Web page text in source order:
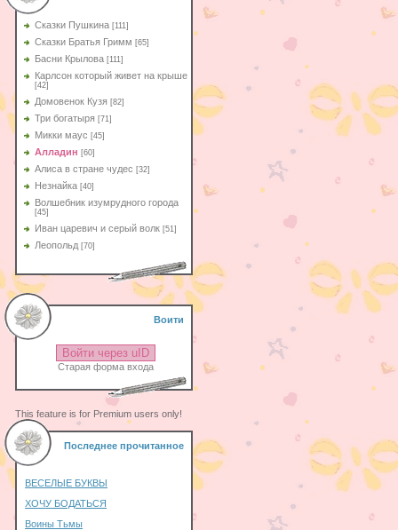
Сказки Пушкина [111]
Сказки Братья Гримм [65]
Басни Крылова [111]
Карлсон который живет на крыше
[42]
Домовенок Кузя [82]
Три богатыря [71]
Микки маус [45]
Алладин [60]
Aлиса в стране чудес [32]
Незнайка [40]
Волшебник изумрудного города
[45]
Иван царевич и серый волк [51]
Леопольд [70]
Воити
Войти через uID
Старая форма входа
This feature is for Premium users only!
Последнее прочитанное
ВЕСЕЛЫЕ БУКВЫ
ХОЧУ БОДАТЬСЯ
Воины Тьмы